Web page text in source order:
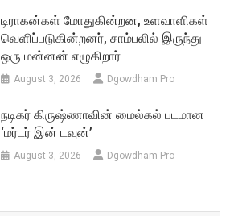
டிராகன்கள் மோதுகின்றன, உளவாளிகள்
வெளிப்படுகின்றனர், சாம்பலில் இருந்து
ஒரு மன்னன் எழுகிறார்
August 3, 2026 Dgowdham Pro
நடிகர் கிருஷ்ணாவின் மைல்கல் படமான
‘மர்டர் இன் டவுன்’
August 3, 2026 Dgowdham Pro